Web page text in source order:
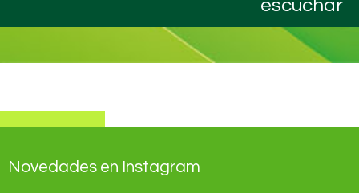
escuchar
Novedades en Instagram